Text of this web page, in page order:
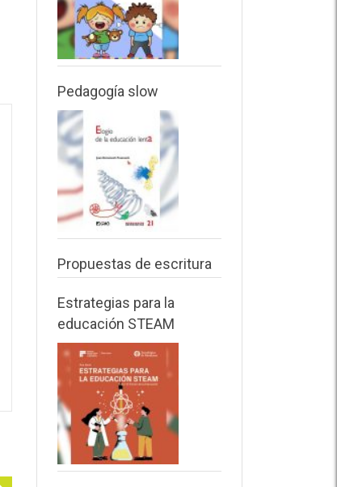
Pedagogía slow
Propuestas de escritura
Estrategias para la
educación STEAM